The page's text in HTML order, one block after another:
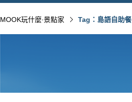
MOOK玩什麼‧景點家 Tag：島語自助餐